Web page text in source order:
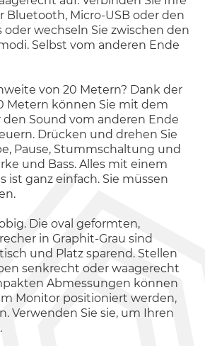
Bluetooth, Micro-USB oder den
oder wechseln Sie zwischen den
Selbst vom anderen Ende
von 20 Metern? Dank der
Metern können Sie mit dem
den Sound vom anderen Ende
Drücken und drehen Sie
Pause, Stummschaltung und
und Bass. Alles mit einem
ist ganz einfach. Sie müssen
Die oval geformten,
in Graphit-Grau sind
und Platz sparend. Stellen
senkrecht oder waagerecht
Abmessungen können
Monitor positioniert werden,
Verwenden Sie sie, um Ihren